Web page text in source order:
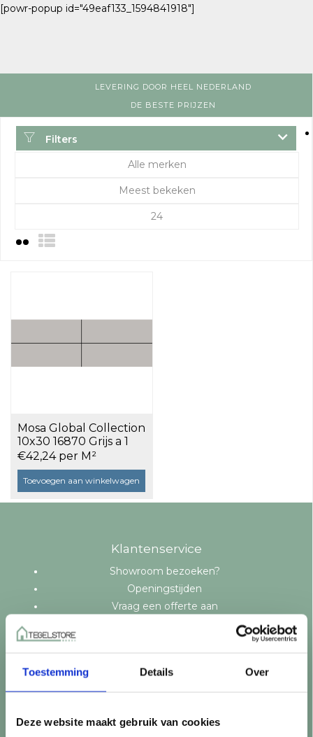
Toestemming Details Over
Deze website maakt gebruik van cookies
[powr-popup id="49eaf133_1594841918"]
LEVERING DOOR HEEL NEDERLAND
DE BESTE PRIJZEN
Filters
Alle merken
Meest bekeken
24
Mosa Global Collection
10x30 16870 Grijs a 1
m²
€42,24 per M²
Toevoegen aan winkelwagen
Klantenservice
Showroom bezoeken?
Openingstijden
Vraag een offerte aan
Controle vóór verwerking
Garantie & klachten